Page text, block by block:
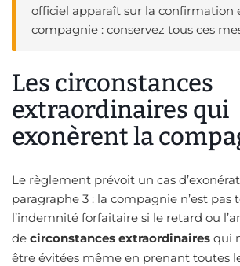
officiel apparaît sur la confirmation
compagnie : conservez tous ces
Les circonstances
extraordinaires qui
exonèrent la
Le règlement prévoit un cas
paragraphe 3 : la compagnie n’est pas
l’indemnité forfaitaire si le retard ou
de circonstances extraordinaires qui
être évitées même en prenant toutes